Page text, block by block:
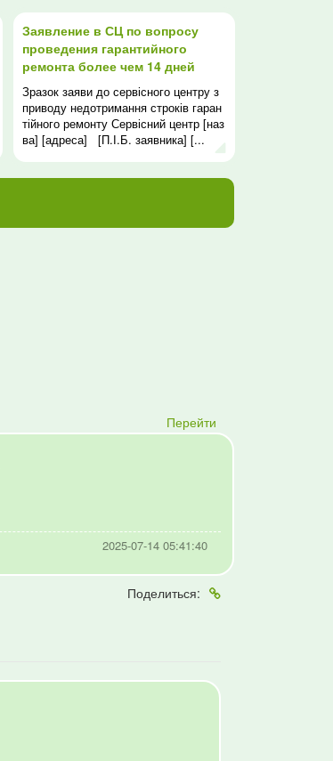
Заявление в СЦ по вопросу
проведения гарантийного
ремонта более чем 14 дней
Зразок заяви до сервісного центру з
приводу недотримання строків гаран
тійного ремонту Сервісний центр [наз
ва] [адреса] [П.І.Б. заявника] [...
Перейти
2025-07-14 05:41:40
Поделиться: